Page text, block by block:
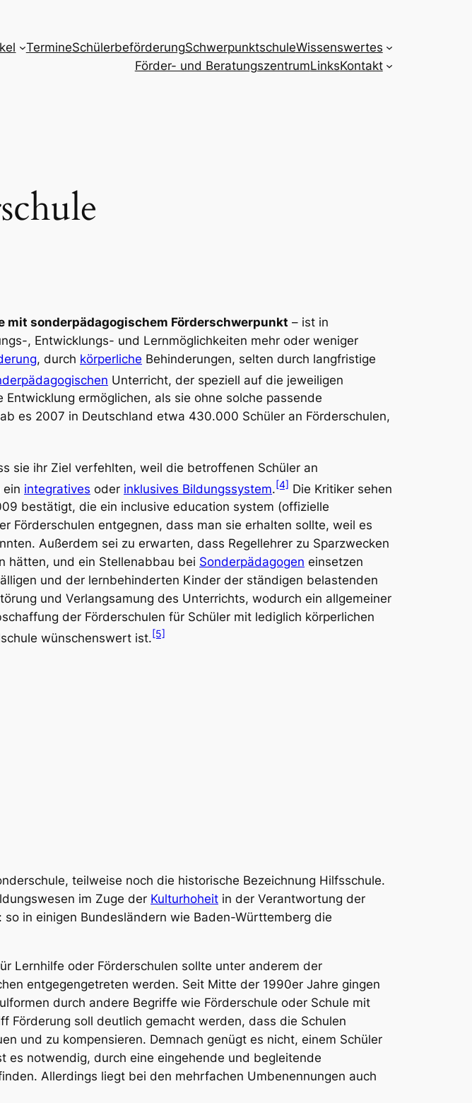
TermineSchülerbeförderungSchwerpunktschuleWissenswertes
Förder- und BeratungszentrumLinksKontakt
mit sonderpädagogischem Förderschwerpunkt – ist in
, Entwicklungs- und Lernmöglichkeiten mehr oder weniger
, durch körperliche Behinderungen, selten durch langfristige
Unterricht, der speziell auf die jeweiligen
ermöglichen, als sie ohne solche passende
es 2007 in Deutschland etwa 430.000 Schüler an Förderschulen,
sie ihr Ziel verfehlten, weil die betroffenen Schüler an
ein integratives oder inklusives Bildungssystem.[4] Die Kritiker sehen
bestätigt, die ein inclusive education system (offizielle
Förderschulen entgegnen, dass man sie erhalten sollte, weil es
Außerdem sei zu erwarten, dass Regellehrer zu Sparzwecken
hätten, und ein Stellenabbau bei Sonderpädagogen einsetzen
und der lernbehinderten Kinder der ständigen belastenden
und Verlangsamung des Unterrichts, wodurch ein allgemeiner
der Förderschulen für Schüler mit lediglich körperlichen
wünschenswert ist. [5]
, teilweise noch die historische Bezeichnung Hilfsschule.
im Zuge der Kulturhoheit in der Verantwortung der
in einigen Bundesländern wie Baden-Württemberg die
Lernhilfe oder Förderschulen sollte unter anderem der
entgegengetreten werden. Seit Mitte der 1990er Jahre gingen
durch andere Begriffe wie Förderschule oder Schule mit
Förderung soll deutlich gemacht werden, dass die Schulen
und zu kompensieren. Demnach genügt es nicht, einem Schüler
es notwendig, durch eine eingehende und begleitende
Allerdings liegt bei den mehrfachen Umbenennungen auch